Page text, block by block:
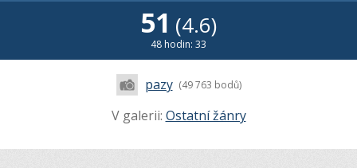
51 (4.6)
48 hodin: 33
pazy (49 763 bodů)
V galerii: Ostatní žánry